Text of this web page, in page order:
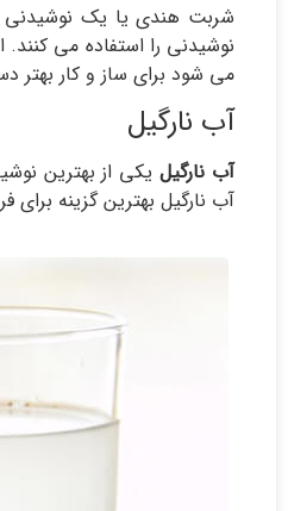
شربت هندی یا یک نوشیدنی
نوشیدنی را استفاده می
می شود برای ساز و کار بهتر
آب نارگیل
آب نارگیل یکی از بهترین
آب نارگیل بهترین گزینه